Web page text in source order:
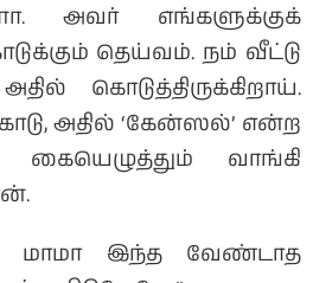
அவர் எங்களுக்குக்
தெய்வம். நம் வீட்டு
கொடுத்திருக்கிறாய்.
அதில் ‘கேன்ஸல்’ என்ற
கையெழுத்தும் வாங்கி
மாமா இந்த வேண்டாத